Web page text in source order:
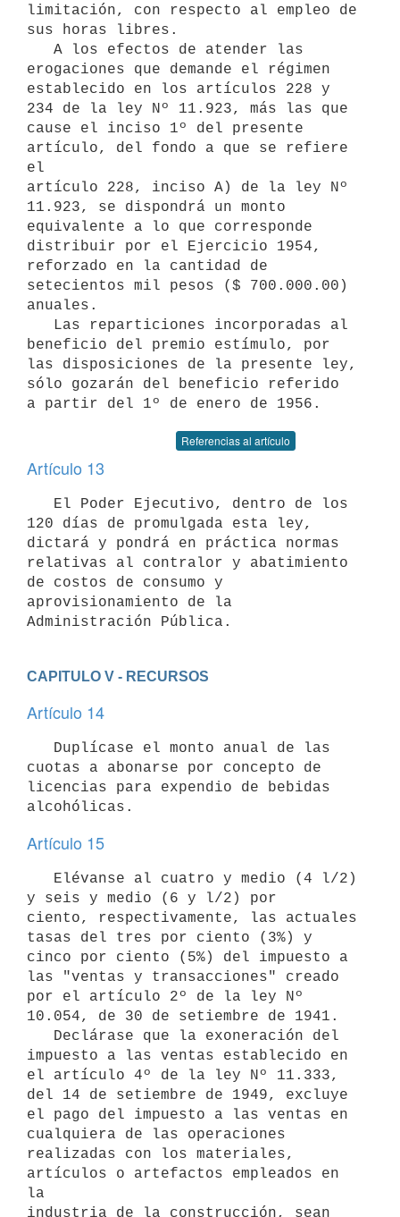
limitación, con respecto al empleo de
sus horas libres.
erogaciones que demande el régimen
establecido en los artículos 228 y
234 de la ley Nº 11.923, más las que
cause el inciso 1º del presente
artículo, del fondo a que se refiere
el
artículo 228, inciso A) de la ley Nº
11.923, se dispondrá un monto
equivalente a lo que corresponde
distribuir por el Ejercicio 1954,
reforzado en la cantidad de
setecientos mil pesos ($ 700.000.00)
anuales.
beneficio del premio estímulo, por
las disposiciones de la presente ley,
sólo gozarán del beneficio referido
a partir del 1º de enero de 1956.
Referencias al artículo
Artículo 13
120 días de promulgada esta ley,
dictará y pondrá en práctica normas
relativas al contralor y abatimiento
de costos de consumo y
aprovisionamiento de la
Administración Pública.
CAPITULO V - RECURSOS
Artículo 14
cuotas a abonarse por concepto de
licencias para expendio de bebidas
alcohólicas.
Artículo 15
y seis y medio (6 y l/2) por
ciento, respectivamente, las actuales
tasas del tres por ciento (3%) y
cinco por ciento (5%) del impuesto a
las "ventas y transacciones" creado
por el artículo 2º de la ley Nº
10.054, de 30 de setiembre de 1941.
impuesto a las ventas establecido en
el artículo 4º de la ley Nº 11.333,
del 14 de setiembre de 1949, excluye
el pago del impuesto a las ventas en
cualquiera de las operaciones
realizadas con los materiales,
artículos o artefactos empleados en
la
industria de la construcción, sean